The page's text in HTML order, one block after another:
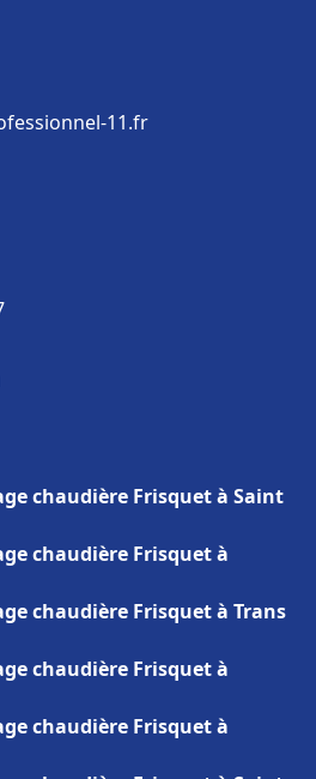
11.fr
chaudière Frisquet à Saint
chaudière Frisquet à
chaudière Frisquet à Trans
chaudière Frisquet à
chaudière Frisquet à